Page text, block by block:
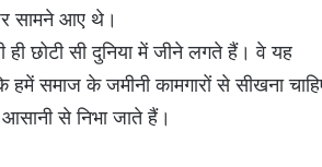
सामने आए थे।
छोटी सी दुनिया में जीने लगते हैं। वे यह
हमें समाज के जमीनी कामगारों से सीखना
से निभा जाते हैं।